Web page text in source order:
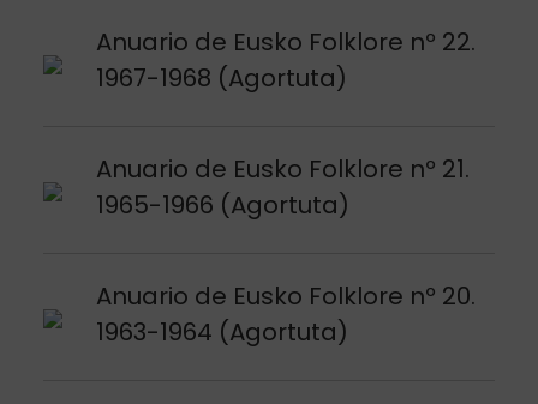
Anuario de Eusko Folklore nº 22.
1967-1968 (Agortuta)
Argitalpena ikusi
Anuario de Eusko Folklore nº 21.
1965-1966 (Agortuta)
Argitalpena ikusi
Anuario de Eusko Folklore nº 20.
1963-1964 (Agortuta)
Argitalpena ikusi